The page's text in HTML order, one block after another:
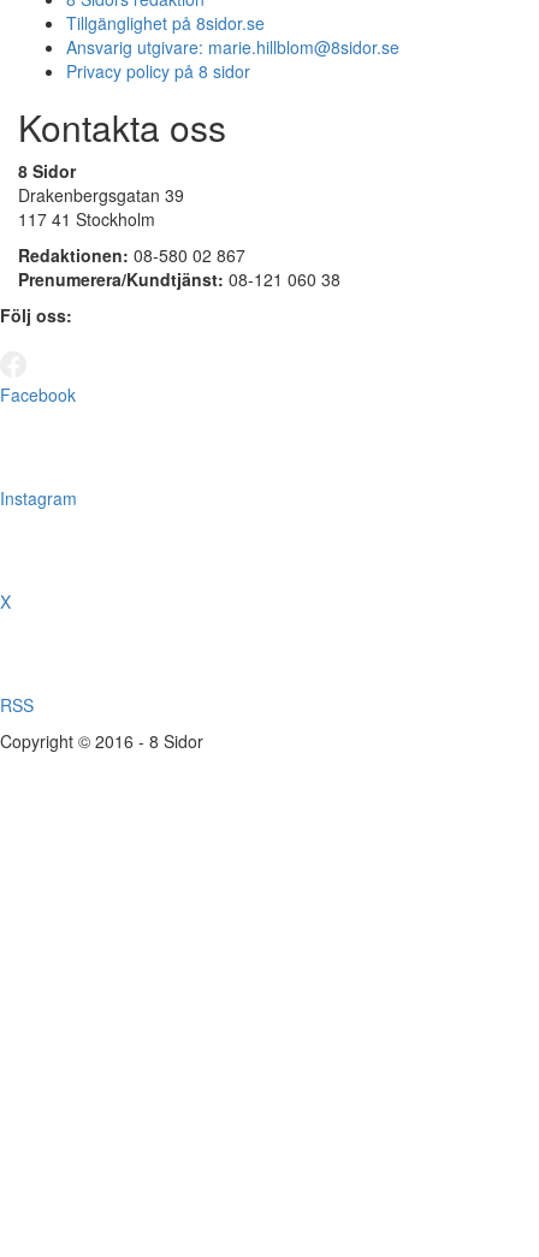
Tillgänglighet på 8sidor.se
Ansvarig utgivare: marie.hillblom@8sidor.se
Privacy policy på 8 sidor
Kontakta oss
8 Sidor
Drakenbergsgatan 39
117 41 Stockholm
Redaktionen: 08-580 02 867
Prenumerera/Kundtjänst: 08-121 060 38
Följ oss:
Facebook
Instagram
X
RSS
Copyright © 2016 - 8 Sidor